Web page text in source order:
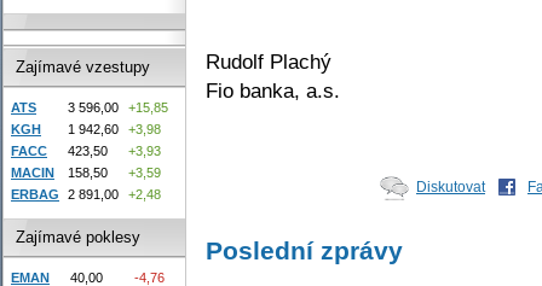
Rudolf Plachý
Fio banka, a.s.
Diskutovat
Poslední zprávy
Zajímavé vzestupy
ATS 3 596,00
+15,85
KGH
1 942,60
+3,98
FACC
423,50
+3,93
MACIN
158,50
+3,59
ERBAG
2 891,00 +2,48
Zajímavé poklesy
EMAN 40,00
-4,76